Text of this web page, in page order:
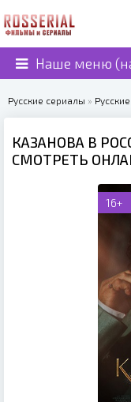
Наше меню
Русские сериалы »
КАЗАНОВА В
СМОТРЕТЬ
16+